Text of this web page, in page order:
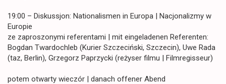
19:00 – Diskussjon: Nationalismen in Europa | Nacjonalizmy w
Europie
ze zaproszonymi referentami | mit eingeladenen Referenten:
Bogdan Twardochleb (Kurier Szczeciński, Szczecin), Uwe Rada
(taz, Berlin), Grzegorz Paprzycki (reżyser filmu | Filmregisseur)
potem otwarty wieczór | danach offener Abend